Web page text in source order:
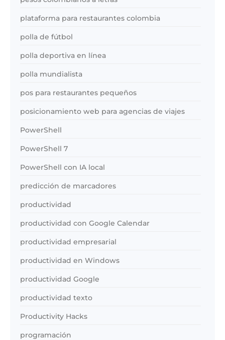
plataforma para restaurantes colombia
polla de fútbol
polla deportiva en línea
polla mundialista
pos para restaurantes pequeños
posicionamiento web para agencias de viajes
PowerShell
PowerShell 7
PowerShell con IA local
predicción de marcadores
productividad
productividad con Google Calendar
productividad empresarial
productividad en Windows
productividad Google
productividad texto
Productivity Hacks
programación